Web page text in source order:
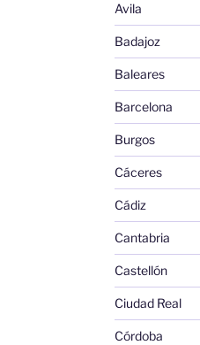
Avila
Badajoz
Baleares
Barcelona
Burgos
Cáceres
Cádiz
Cantabria
Castellón
Ciudad Real
Córdoba